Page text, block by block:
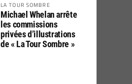
LA TOUR SOMBRE
Michael Whelan arrête
les commissions
privées d’illustrations
de « La Tour Sombre »